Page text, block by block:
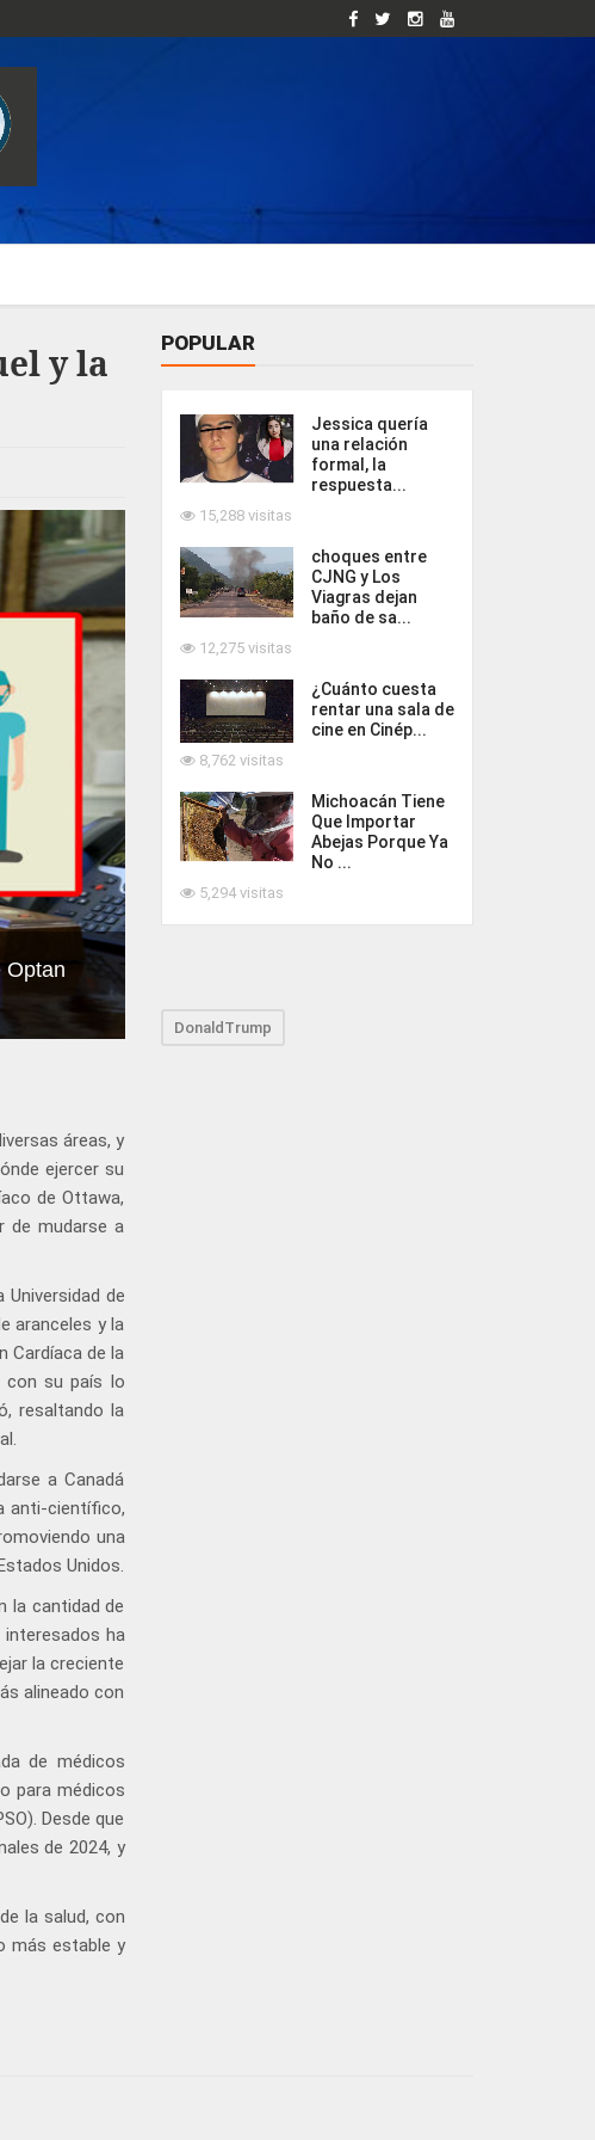
y la
Optan
áreas, y
ejercer su
de Ottawa,
de mudarse a
de
aranceles y la
Cardíaca de la
con su país lo
resaltando la
a Canadá
anti-científico,
una
Unidos.
la cantidad de
interesados ha
la creciente
alineado con
de médicos
para médicos
Desde que
de 2024, y
la salud, con
más estable y
POPULAR
Jessica quería
una relación
formal, la
respuesta...
15,288 visitas
choques entre
CJNG y Los
Viagras dejan
baño de sa...
12,275 visitas
¿Cuánto cuesta
rentar una sala de
cine en Cinép...
8,762 visitas
Michoacán Tiene
Que Importar
Abejas Porque Ya
No ...
5,294 visitas
DonaldTrump